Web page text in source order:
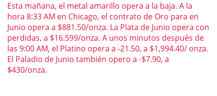
Esta mañana, el metal amarillo opera a la baja. A la
hora 8:33 AM en Chicago, el contrato de Oro para en
Junio opera a $881.50/onza. La Plata de Junio opera con
perdidas, a $16.599/onza. A unos minutos después de
las 9:00 AM, el Platino opera a -21.50, a $1,994.40/ onza.
El Paladio de Junio también opero a -$7.90, a
$430/onza.